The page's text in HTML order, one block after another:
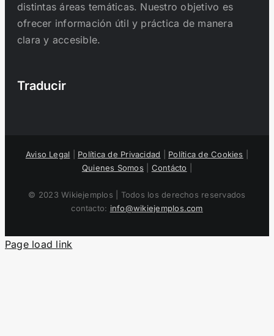
distintas áreas temáticas. Nuestro objetivo es
ofrecer información útil y práctica de manera
clara y accesible.
Traducir
Aviso Legal Política de Privacidad Política de Cookies
Quienes Somos
Contácto
© 2023 Wikiejemplos | Todos los derechos reservados
contacto: info@wikiejemplos.com
Page load link